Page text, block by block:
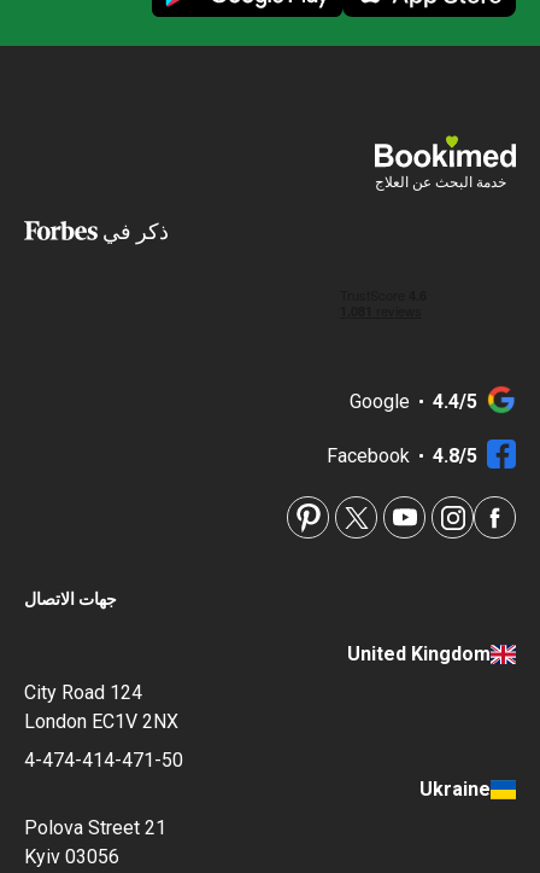
خدمة البحث عن العلاج
ذكر في
4.4/5
Google
4.8/5
Facebook
جهات الاتصال
United Kingdom
124 City Road
London EC1V 2NX
4-474-414-471-50
Ukraine
Polova Street 21
Kyiv 03056